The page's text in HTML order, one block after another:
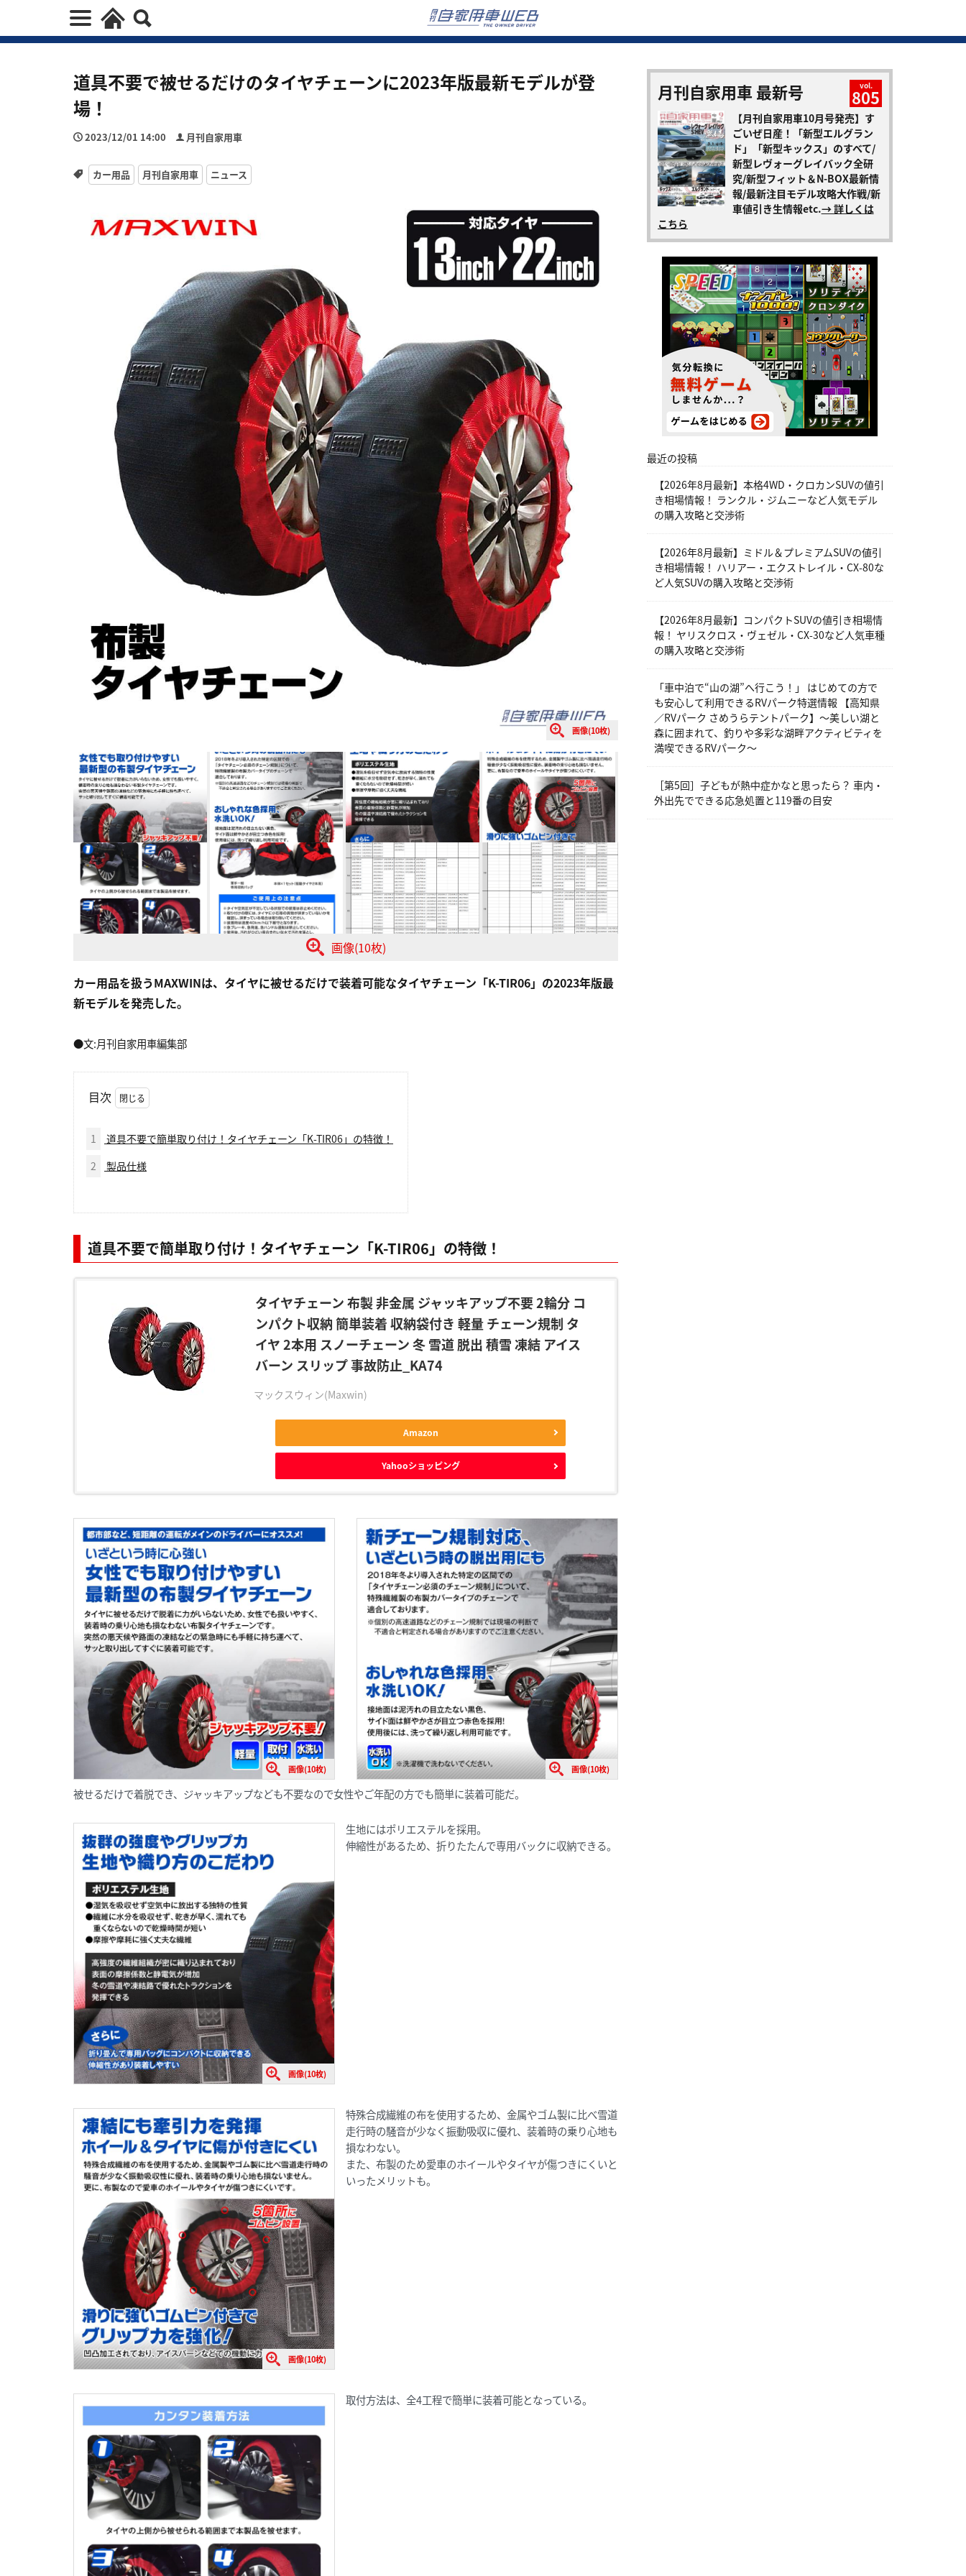
道具不要で被せるだけのタイヤチェーンに2023年版最新モデルが登
場！
2023/12/01 14:00 月刊自家用車
カー用品 月刊自家用車 ニュース
画像(10枚)
画像(10枚)
カー用品を扱うMAXWINは、タイヤに被せるだけで装着可能なタイヤチェーン「K-TIR06」の2023年版最
新モデルを発売した。
●文:月刊自家用車編集部
目次
1
道具不要で簡単取り付け！タイヤチェーン「K-TIR06」の特徴！
2
製品仕様
道具不要で簡単取り付け！タイヤチェーン「K-TIR06」の特徴！
タイヤチェーン 布製 非金属 ジャッキアップ不要 2輪分 コ
ンパクト収納 簡単装着 収納袋付き 軽量 チェーン規制 タ
イヤ 2本用 スノーチェーン 冬 雪道 脱出 積雪 凍結 アイス
バーン スリップ 事故防止_KA74
マックスウィン(Maxwin)
Amazon
Yahooショッピング
画像(10枚) 画像(10枚)
被せるだけで着脱でき、ジャッキアップなども不要なので女性やご年配の方でも簡単に装着可能だ。
画像(10枚)
生地にはポリエステルを採用。
伸縮性があるため、折りたたんで専用バックに収納できる。
画像(10枚)
特殊合成繊維の布を使用するため、金属やゴム製に比べ雪道
走行時の騒音が少なく振動吸収に優れ、装着時の乗り心地も
損なわない。
また、布製のため愛車のホイールやタイヤが傷つきにくいと
いったメリットも。
取付方法は、全4工程で簡単に装着可能となっている。
月刊自家用車 最新号 vol.
805
【月刊自家用車10月号発売】す
ごいぜ日産！「新型エルグラン
ド」「新型キックス」のすべて/
新型レヴォーグレイバック全研
究/新型フィット＆N-BOX最新情
報/最新注目モデル攻略大作戦/新
車値引き生情報etc.→ 詳しくは
こちら
最近の投稿
【2026年8月最新】本格4WD・クロカンSUVの値引
き相場情報！ ランクル・ジムニーなど人気モデル
の購入攻略と交渉術
【2026年8月最新】ミドル＆プレミアムSUVの値引
き相場情報！ ハリアー・エクストレイル・CX-80な
ど人気SUVの購入攻略と交渉術
【2026年8月最新】コンパクトSUVの値引き相場情
報！ ヤリスクロス・ヴェゼル・CX-30など人気車種
の購入攻略と交渉術
「車中泊で“山の湖”へ行こう！」 はじめての方で
も安心して利用できるRVパーク特選情報 【高知県
／RVパーク さめうらテントパーク】～美しい湖と
森に囲まれて、釣りや多彩な湖畔アクティビティを
満喫できるRVパーク～
［第5回］子どもが熱中症かなと思ったら？ 車内・
外出先でできる応急処置と119番の目安